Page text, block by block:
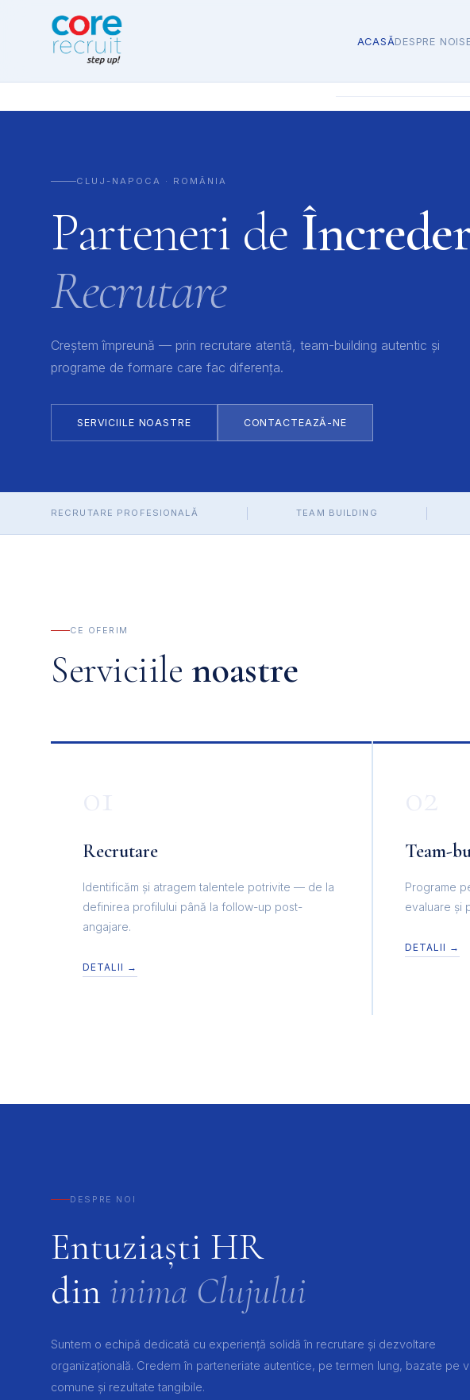
ACASĂDESPRE NOI
CLUJ-NAPOCA · ROMÂNIA
Parteneri de
Recrutare
Creștem împreună — prin recrutare atentă, team-building autentic și
programe de formare care fac diferența.
SERVICIILE NOASTRE CONTACTEAZĂ-NE
RECRUTARE PROFESIONALĂ TEAM BUILDING
CE OFERIM
Serviciile noastre
Recrutare
Identificăm și atragem talentele potrivite — de la
definirea profilului până la follow-up post-
angajare.
DETALII →
Team-
Programe
evaluare și
DETALII →
DESPRE NOI
Entuziaști HR
din inima Clujului
Suntem o echipă dedicată cu experiență solidă în recrutare și dezvoltare
organizațională. Credem în parteneriate autentice, pe termen lung, bazate pe
comune și rezultate tangibile.